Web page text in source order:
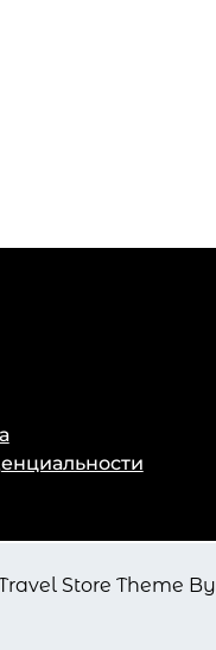
Store Theme By